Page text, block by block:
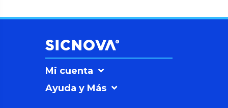
Mi cuenta
Ayuda y Más